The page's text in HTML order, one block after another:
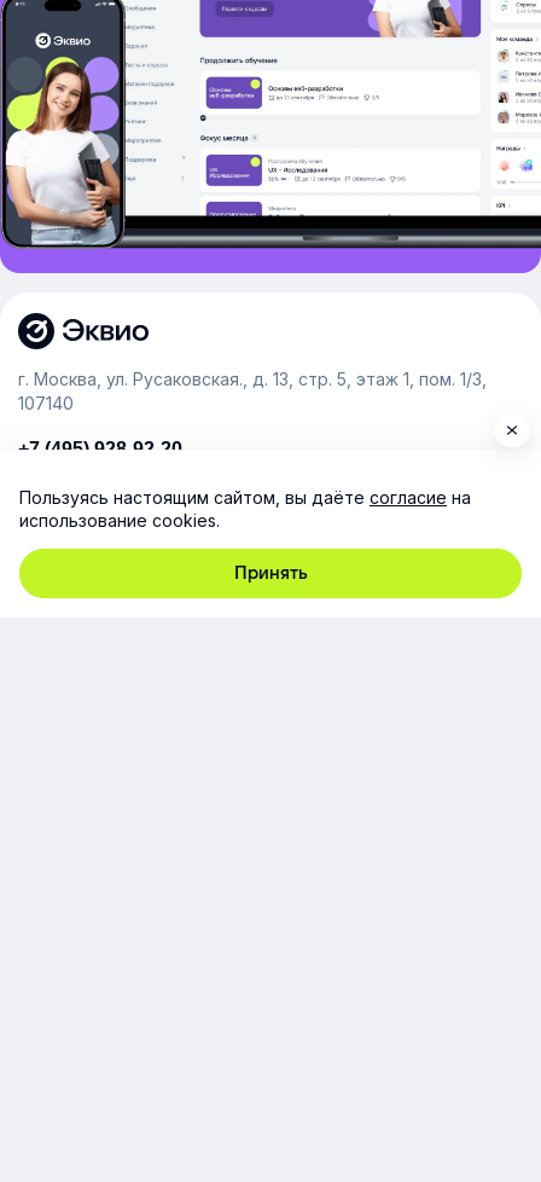
г. Москва, ул. Русаковская., д. 13, стр. 5, этаж 1, пом. 1/3,
107140
+7 (495) 928-92-20
Расскажем о платформе и предоставим бесплатный
демо-доступ
Пользуясь настоящим сайтом, вы даёте согласие на
использование cookies.
Принять